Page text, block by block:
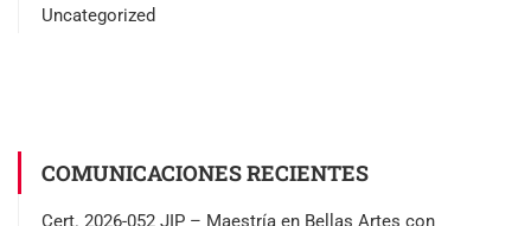
Uncategorized
COMUNICACIONES RECIENTES
Cert. 2026-052 JIP – Maestría en Bellas Artes con